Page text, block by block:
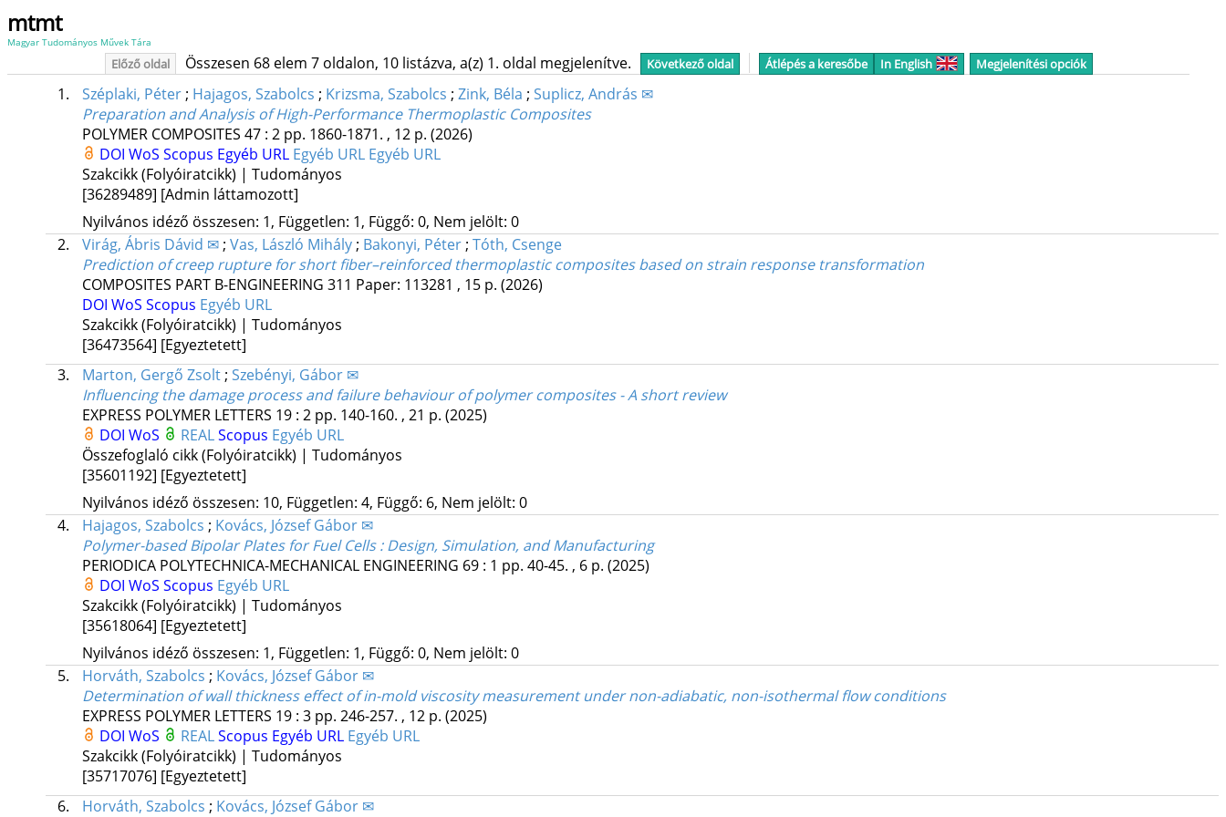
mtmt
Magyar Tudományos Művek Tára
Előző oldal Összesen 68 elem 7 oldalon, 10 listázva, a(z) 1. oldal megjelenítve. Következő oldal Átlépés a keresőbe In English Megjelenítési opciók
1. Széplaki, Péter; Hajagos, Szabolcs ; Krizsma, Szabolcs ; Zink, Béla ; Suplicz, András ✉
Preparation and Analysis of High-Performance Thermoplastic Composites
POLYMER COMPOSITES 47: 2 pp. 1860-1871. , 12 p. (2026)
DOI WoS Scopus Egyéb URL Egyéb URL Egyéb URL
Szakcikk (Folyóiratcikk) | Tudományos
[36289489] [Admin láttamozott]
Nyilvános idéző összesen: 1, Független: 1, Függő: 0, Nem jelölt: 0
2.
Virág, Ábris Dávid ✉; Vas, László Mihály; Bakonyi, Péter; Tóth, Csenge
Prediction of creep rupture for short fiber–reinforced thermoplastic composites based on strain response transformation
COMPOSITES PART B-ENGINEERING 311 Paper: 113281 , 15 p. (2026)
DOI WoS Scopus Egyéb URL
Szakcikk (Folyóiratcikk) | Tudományos
[36473564] [Egyeztetett]
3.
Marton, Gergő Zsolt; Szebényi, Gábor ✉
Influencing the damage process and failure behaviour of polymer composites - A short review
EXPRESS POLYMER LETTERS 19: 2 pp. 140-160. , 21 p. (2025)
DOI WoS REALScopus Egyéb URL
Összefoglaló cikk (Folyóiratcikk) | Tudományos
[35601192] [Egyeztetett]
Nyilvános idéző összesen: 10, Független: 4, Függő: 6, Nem jelölt: 0
4.
Hajagos, Szabolcs ; Kovács, József Gábor ✉
Polymer-based Bipolar Plates for Fuel Cells : Design, Simulation, and Manufacturing
PERIODICA POLYTECHNICA-MECHANICAL ENGINEERING 69: 1 pp. 40-45. , 6 p. (2025)
DOI WoS Scopus Egyéb URL
Szakcikk (Folyóiratcikk) | Tudományos
[35618064] [Egyeztetett]
Nyilvános idéző összesen: 1, Független: 1, Függő: 0, Nem jelölt: 0
5.
Horváth, Szabolcs ; Kovács, József Gábor ✉
Determination of wall thickness effect of in-mold viscosity measurement under non-adiabatic, non-isothermal flow conditions
EXPRESS POLYMER LETTERS 19: 3 pp. 246-257. , 12 p. (2025)
DOI WoS REALScopus Egyéb URL Egyéb URL
Szakcikk (Folyóiratcikk) | Tudományos
[35717076] [Egyeztetett]
6.
Horváth, Szabolcs ; Kovács, József Gábor ✉